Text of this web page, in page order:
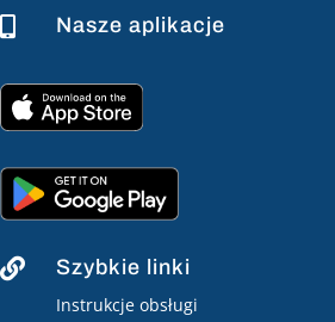
 Nasze aplikacje
 Szybkie linki
Instrukcje obsługi